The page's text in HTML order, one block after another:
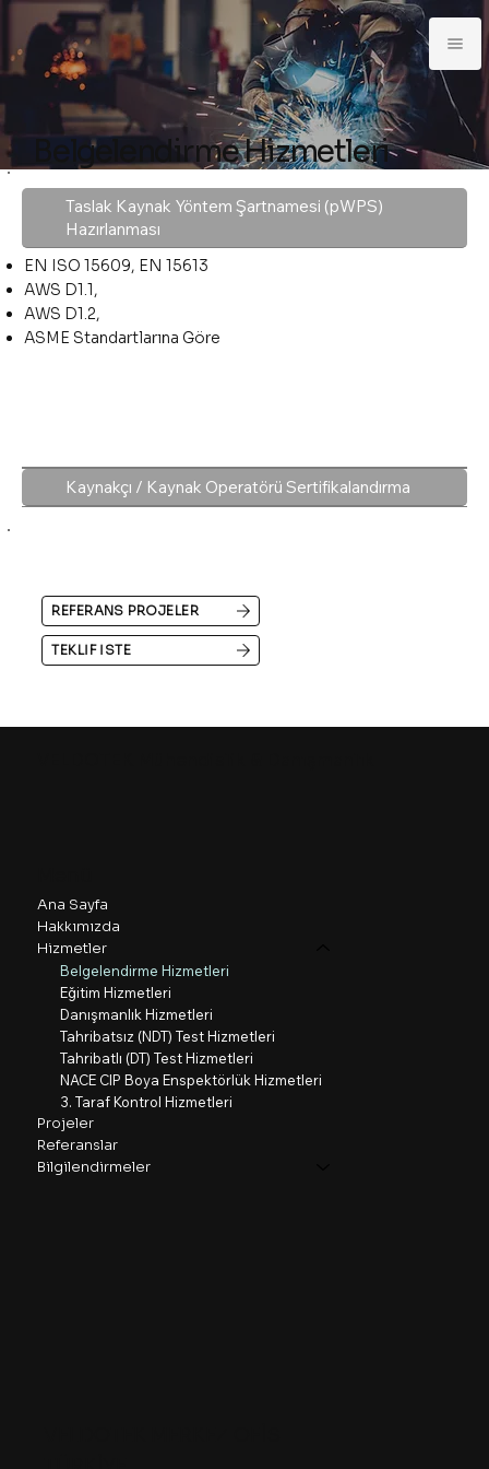
Belgelendirme Hizmetleri
Taslak Kaynak Yöntem Şartnamesi (pWPS)
Hazırlanması
EN ISO 15609, EN 15613
AWS D1.1,
AWS D1.2,
ASME Standartlarına Göre
Kaynakçı / Kaynak Operatörü Sertifikalandırma
REFERANS PROJELER
TEKLIF İSTE
Ana Sayfa
Hakkımızda
Hizmetler
Belgelendirme Hizmetleri
Eğitim Hizmetleri
Danışmanlık Hizmetleri
Tahribatsız (NDT) Test Hizmetleri
Tahribatlı (DT) Test Hizmetleri
NACE CIP Boya Enspektörlük Hizmetleri
3. Taraf Kontrol Hizmetleri
Projeler
Referanslar
Bilgilendirmeler